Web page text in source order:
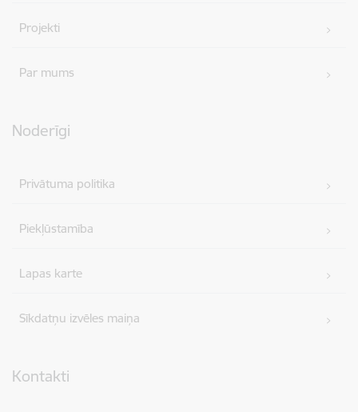
Projekti
Par mums
Noderīgi
Privātuma politika
Piekļūstamība
Lapas karte
Sīkdatņu izvēles maiņa
Kontakti